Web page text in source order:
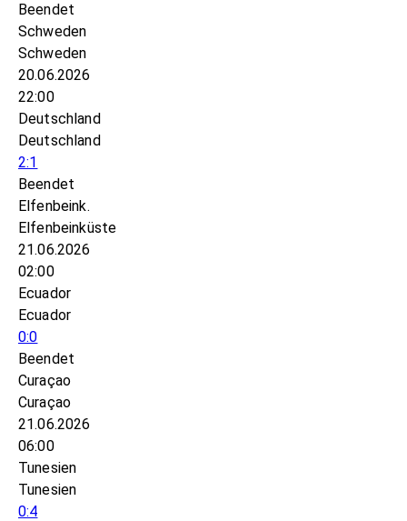
Beendet
Schweden
Schweden
20.06.2026
22:00
Deutschland
Deutschland
2:1
Beendet
Elfenbeink.
Elfenbeinküste
21.06.2026
02:00
Ecuador
Ecuador
0:0
Beendet
Curaçao
Curaçao
21.06.2026
06:00
Tunesien
Tunesien
0:4